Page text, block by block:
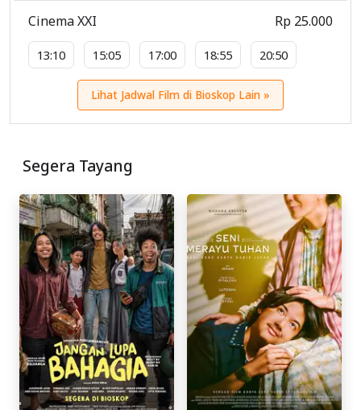
Cinema XXI
13:10 15:05 17:00 18:55 20:50
Rp 25.000
Lihat Jadwal Film di Bioskop Lain »
Segera Tayang